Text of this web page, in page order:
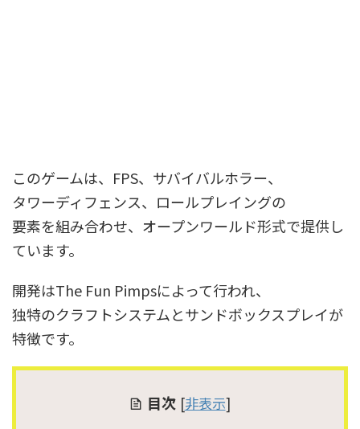
このゲームは、FPS、サバイバルホラー、
タワーディフェンス、ロールプレイングの
要素を組み合わせ、オープンワールド形式で提供し
ています。
開発はThe Fun Pimpsによって行われ、
独特のクラフトシステムとサンドボックスプレイが
特徴です。
目次 [非表示]